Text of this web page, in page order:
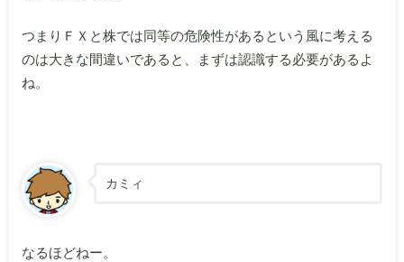
つまりＦＸと株では同等の危険性があるという風に考える
のは大きな間違いであると、まずは認識する必要があるよ
ね。
カミィ
なるほどねー。